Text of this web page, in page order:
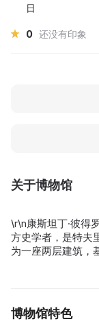
关于博物馆
\r\n康斯坦丁·彼得
方史学者，是特夫
为一座两层建筑，
博物馆特色
日
0 还没有印象